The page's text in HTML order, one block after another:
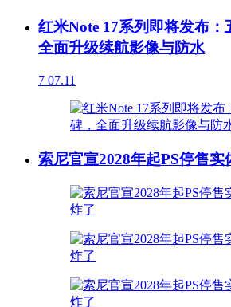
红米Note 17系列即将发布：
全面升级续航影像与防水
7 07.11
索尼官宣2028年起PS停售实